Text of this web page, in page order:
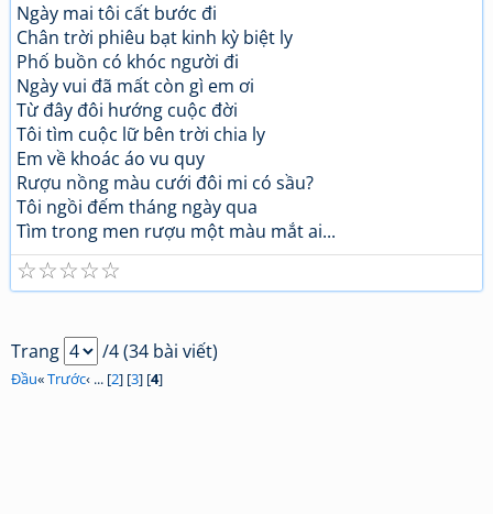
Ngày mai tôi cất bước đi
Chân trời phiêu bạt kinh kỳ biệt ly
Phố buồn có khóc người đi
Ngày vui đã mất còn gì em ơi
Từ đây đôi hướng cuộc đời
Tôi tìm cuộc lữ bên trời chia ly
Em về khoác áo vu quy
Rượu nồng màu cưới đôi mi có sầu?
Tôi ngồi đếm tháng ngày qua
Tìm trong men rượu một màu mắt ai...
☆
☆
☆
☆
☆
Trang /4 (34 bài viết)
Đầu«Trước‹ ... [2] [3] [4]